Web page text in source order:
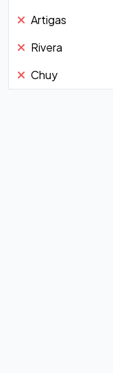
Artigas
Rivera
Chuy